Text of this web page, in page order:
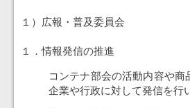
１）広報・普及委員会
１．情報発信の推進
コンテナ部会の活動内容や
企業や行政に対して発信を行